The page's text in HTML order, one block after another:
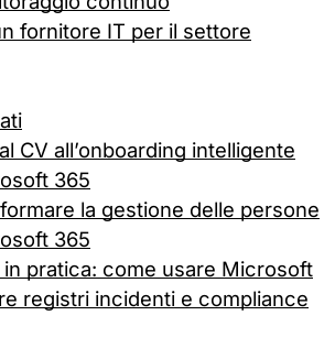
fornitore IT per il settore
CV all’onboarding intelligente
365
la gestione delle persone
365
in pratica: come usare Microsoft
registri incidenti e compliance